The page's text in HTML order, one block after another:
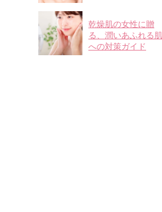
乾燥肌の女性に贈
る、潤いあふれる肌
への対策ガイド